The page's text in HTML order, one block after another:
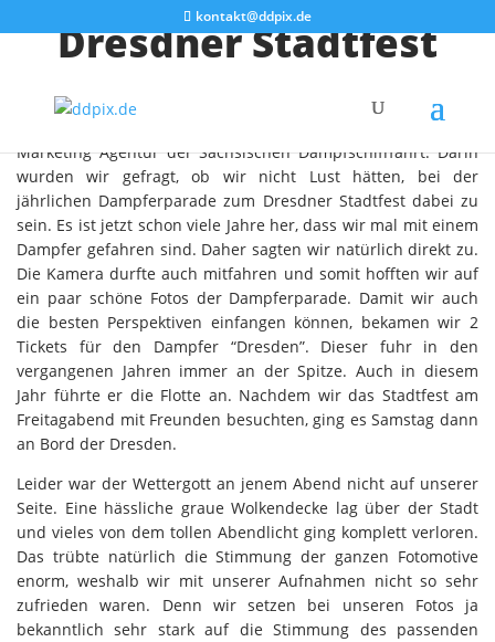
kontakt@ddpix.de
Dresdner Stadtfest
Vor einigen Tagen bekamen wir eine nette Mail von der
Marketing Agentur der Sächsischen Dampfschifffahrt. Darin
wurden wir gefragt, ob wir nicht Lust hätten, bei der
jährlichen Dampferparade zum Dresdner Stadtfest dabei zu
sein. Es ist jetzt schon viele Jahre her, dass wir mal mit einem
Dampfer gefahren sind. Daher sagten wir natürlich direkt zu.
Die Kamera durfte auch mitfahren und somit hofften wir auf
ein paar schöne Fotos der Dampferparade. Damit wir auch
die besten Perspektiven einfangen können, bekamen wir 2
Tickets für den Dampfer “Dresden”. Dieser fuhr in den
vergangenen Jahren immer an der Spitze. Auch in diesem
Jahr führte er die Flotte an. Nachdem wir das Stadtfest am
Freitagabend mit Freunden besuchten, ging es Samstag dann
an Bord der Dresden.
Leider war der Wettergott an jenem Abend nicht auf unserer
Seite. Eine hässliche graue Wolkendecke lag über der Stadt
und vieles von dem tollen Abendlicht ging komplett verloren.
Das trübte natürlich die Stimmung der ganzen Fotomotive
enorm, weshalb wir mit unserer Aufnahmen nicht so sehr
zufrieden waren. Denn wir setzen bei unseren Fotos ja
bekanntlich sehr stark auf die Stimmung des passenden